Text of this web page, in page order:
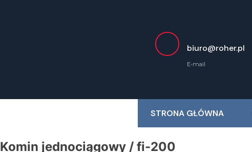
biuro@roher.pl
E-mail
STRONA GŁÓWNA
Komin jednociągowy / fi-200